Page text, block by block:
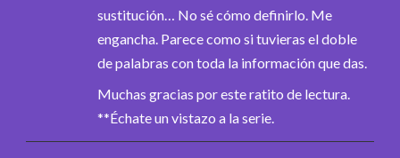
sustitución… No sé cómo definirlo. Me
engancha. Parece como si tuvieras el doble
de palabras con toda la información que das.
Muchas gracias por este ratito de lectura.
**Échate un vistazo a la serie.